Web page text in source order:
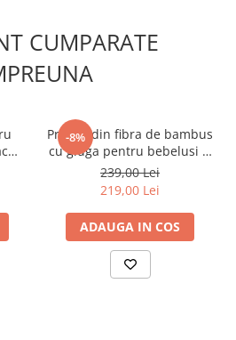
CUMPARATE
-8%
Prosop din fibra de bambus
cu gluga pentru bebelusi si
copii, Teddy Beige,
marimea S 85x90cm
239,00 Lei
219,00 Lei
ADAUGA IN COS